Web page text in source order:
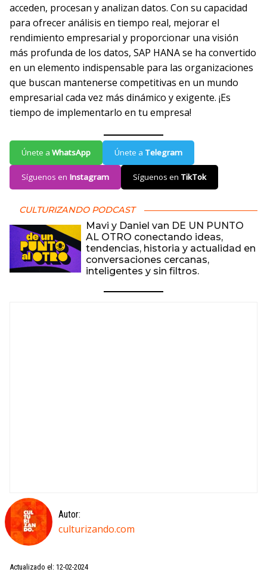
acceden, procesan y analizan datos. Con su capacidad
para ofrecer análisis en tiempo real, mejorar el
rendimiento empresarial y proporcionar una visión
más profunda de los datos, SAP HANA se ha convertido
en un elemento indispensable para las organizaciones
que buscan mantenerse competitivas en un mundo
empresarial cada vez más dinámico y exigente. ¡Es
tiempo de implementarlo en tu empresa!
Únete a WhatsApp Únete a Telegram
Síguenos en Instagram Síguenos en TikTok
CULTURIZANDO PODCAST
Mavi y Daniel van DE UN PUNTO
AL OTRO conectando ideas,
tendencias, historia y actualidad en
conversaciones cercanas,
inteligentes y sin filtros.
Autor:
culturizando.com
Actualizado el: 12-02-2024